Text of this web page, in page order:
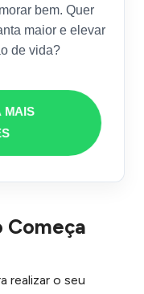
bem. Quer
maior e elevar
de vida?
MAIS
Começa
realizar o seu